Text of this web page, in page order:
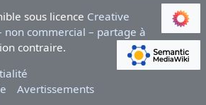
sous licence Creative
non commercial – partage à
contraire.
Avertissements